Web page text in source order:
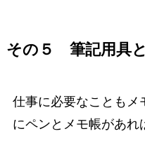
その５ 筆記用具
仕事に必要なこともメ
にペンとメモ帳があれ